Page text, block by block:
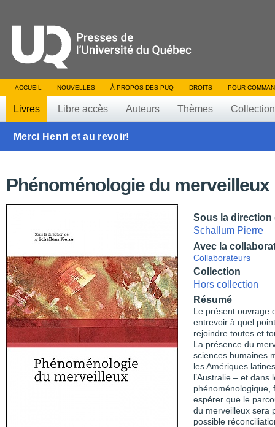
ACCUEIL NOUVELLES À PROPOS DES PUQ DROITS POUR
Livres Libre accès Auteurs Thèmes
Merci Henri et au revoir!
Phénoménologie du merveilleux
Sous la direction
Schallum Pierre
Avec la
Collaborateurs
Collection
Hors collection
Résumé
Le présent ouvrage
entrevoir à quel
rejoindre toutes et
La présence du
sciences humaines
les Amériques
l’Australie – et
phénoménologique,
espérer que le
du merveilleux sera
possible